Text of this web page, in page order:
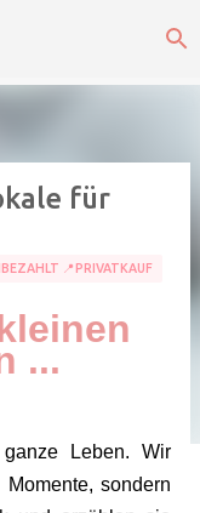
für
📍PRIVATKAUF
...
Leben. Wir
sondern